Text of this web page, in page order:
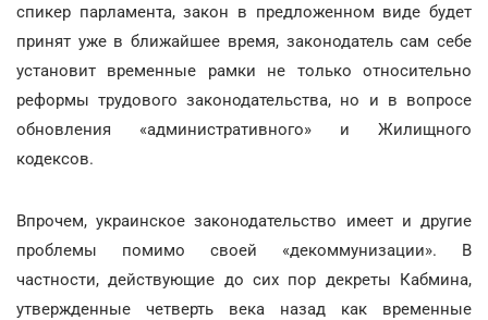
спикер парламента, закон в предложенном виде будет
принят уже в ближайшее время, законодатель сам себе
установит временные рамки не только относительно
реформы трудового законодательства, но и в вопросе
обновления «административного» и Жилищного
кодексов.
Впрочем, украинское законодательство имеет и другие
проблемы помимо своей «декоммунизации». В
частности, действующие до сих пор декреты Кабмина,
утвержденные четверть века назад как временные